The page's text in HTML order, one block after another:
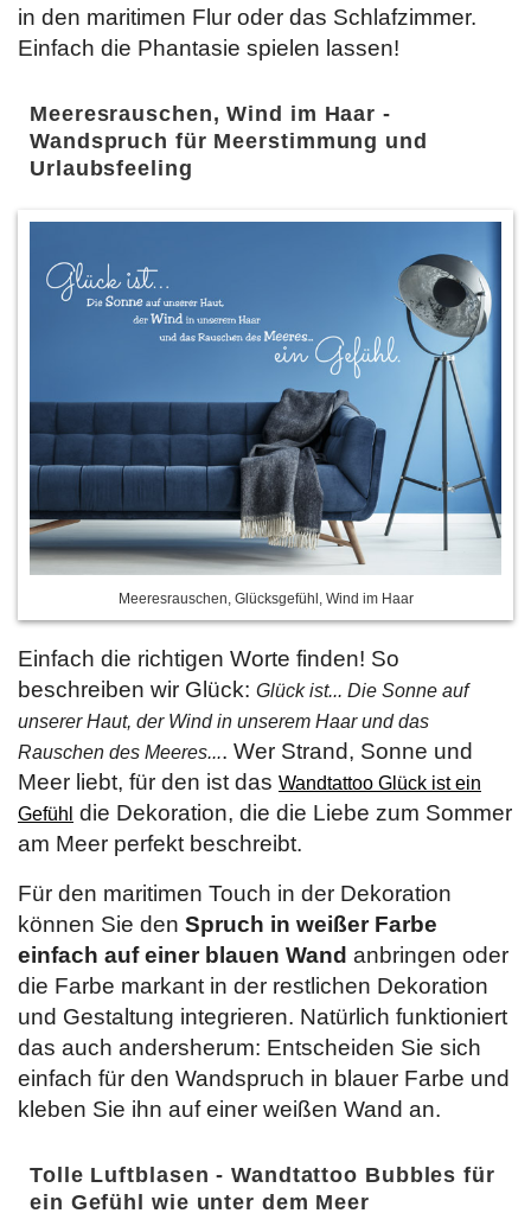
in den maritimen Flur oder das Schlafzimmer.
Einfach die Phantasie spielen lassen!
Meeresrauschen, Wind im Haar -
Wandspruch für Meerstimmung und
Urlaubsfeeling
Meeresrauschen, Glücksgefühl, Wind im Haar
Einfach die richtigen Worte finden! So
beschreiben wir Glück: Glück ist... Die Sonne auf
unserer Haut, der Wind in unserem Haar und das
Rauschen des Meeres.... Wer Strand, Sonne und
Meer liebt, für den ist das Wandtattoo Glück ist ein
Gefühl die Dekoration, die die Liebe zum Sommer
am Meer perfekt beschreibt.
Für den maritimen Touch in der Dekoration
können Sie den Spruch in weißer Farbe
einfach auf einer blauen Wand anbringen oder
die Farbe markant in der restlichen Dekoration
und Gestaltung integrieren. Natürlich funktioniert
das auch andersherum: Entscheiden Sie sich
einfach für den Wandspruch in blauer Farbe und
kleben Sie ihn auf einer weißen Wand an.
Tolle Luftblasen - Wandtattoo Bubbles für
ein Gefühl wie unter dem Meer